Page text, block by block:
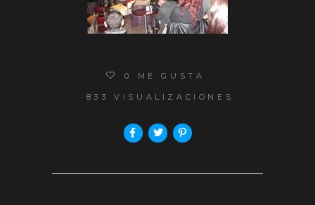
0 ME GUSTA
833 VISUALIZACIONES